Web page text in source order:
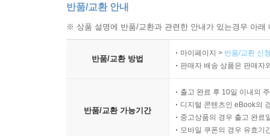
반품/교환 안내
※ 상품 설명에 반품/교환과 관련한 안내가 있는경우 아
반품/교환 방법
마이페이지 > 반품/교환 신
판매자 배송 상품은 판매자
반품/교환 가능기간
출고 완료 후 10일 이내의
디지털 콘텐츠인 eBook의
중고상품의 경우 출고 완료
모바일 쿠폰의 경우 유효기